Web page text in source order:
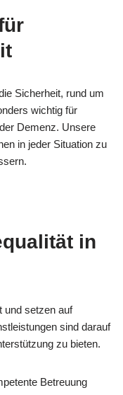
Sicherheit, rund um
wichtig für
Demenz. Unsere
in jeder Situation zu
in
und setzen auf
sind darauf
zu bieten.